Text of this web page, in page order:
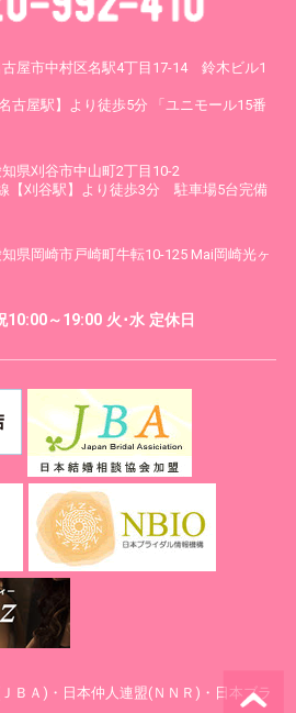
屋市中村区名駅4丁目17-14 鈴木ビル1
古屋駅】より徒歩5分 「ユニモール15番
県刈谷市中山町2丁目10-2
【刈谷駅】より徒歩3分 駐車場5台完備
県岡崎市戸崎町牛転10-125 Mai岡崎光ヶ
～19:00 火･水 定休日
ＢＡ)・日本仲人連盟(ＮＮＲ)・日本ブラ